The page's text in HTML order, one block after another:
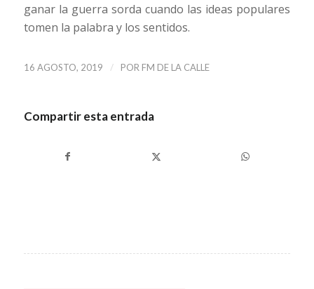
ganar la guerra sorda cuando las ideas populares
tomen la palabra y los sentidos.
16 AGOSTO, 2019 / POR FM DE LA CALLE
Compartir esta entrada